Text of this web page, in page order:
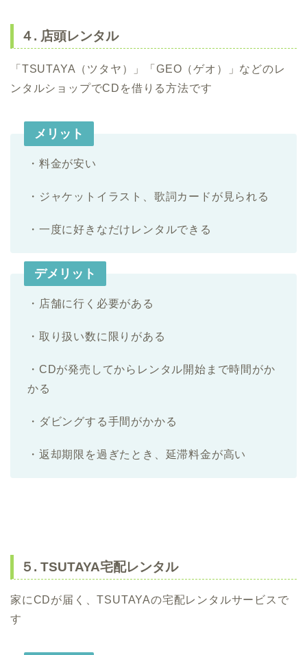
４. 店頭レンタル
「TSUTAYA（ツタヤ）」「GEO（ゲオ）」などのレ
ンタルショップでCDを借りる方法です
メリット
・料金が安い
・ジャケットイラスト、歌詞カードが見られる
・一度に好きなだけレンタルできる
デメリット
・店舗に行く必要がある
・取り扱い数に限りがある
・CDが発売してからレンタル開始まで時間がか
かる
・ダビングする手間がかかる
・返却期限を過ぎたとき、延滞料金が高い
５. TSUTAYA宅配レンタル
家にCDが届く、TSUTAYAの宅配レンタルサービスで
す